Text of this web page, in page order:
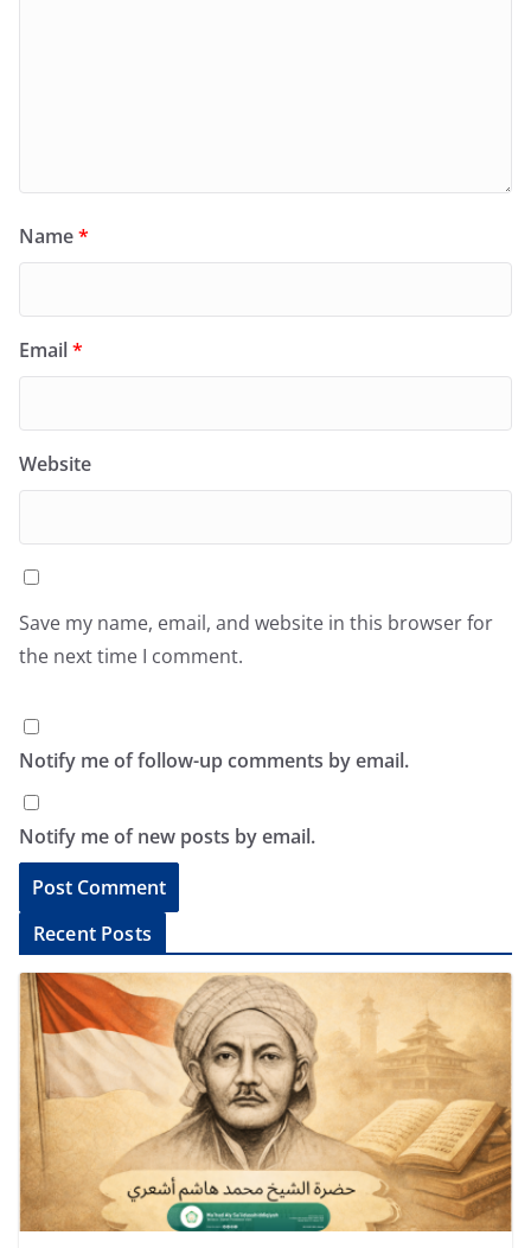
Name*
Email*
Website
Save my name, email, and website in this browser for
the next time I comment.
Notify me of follow-up comments by email.
Notify me of new posts by email.
l
a
t
i
v
Recent Posts